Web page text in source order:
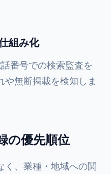
組み化
番号での検索監査を
無断掲載を検知しま
の優先順位
く、業種・地域への関